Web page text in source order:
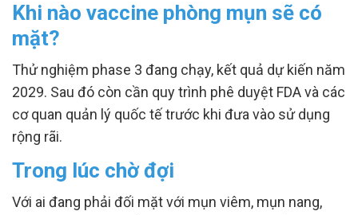
Khi nào vaccine phòng mụn sẽ có
mặt?
Thử nghiệm phase 3 đang chạy, kết quả dự kiến năm
2029. Sau đó còn cần quy trình phê duyệt FDA và các
cơ quan quản lý quốc tế trước khi đưa vào sử dụng
rộng rãi.
Trong lúc chờ đợi
Với ai đang phải đối mặt với mụn viêm, mụn nang,